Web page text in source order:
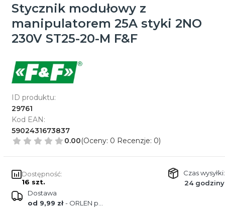
Stycznik modułowy z
manipulatorem 25A styki 2NO
230V ST25-20-M F&F
ID produktu:
29761
Kod EAN:
5902431673837
0.00(Oceny: 0 Recenzje: 0)
Dostępność:
16 szt.
Czas wysyłki:
24 godziny
Dostawa
od 9,99 zł- ORLEN paczka